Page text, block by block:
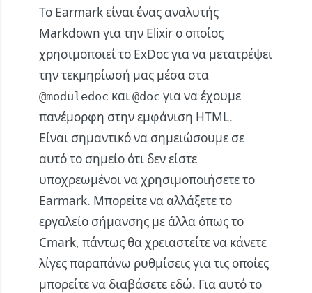
Το Earmark είναι ένας αναλυτής
Markdown για την Elixir ο οποίος
χρησιμοποιεί το ExDoc για να μετατρέψει
την τεκμηρίωσή μας μέσα στα
@moduledoc και @doc για να έχουμε
πανέμορφη στην εμφάνιση HTML.
Είναι σημαντικό να σημειώσουμε σε
αυτό το σημείο ότι δεν είστε
υποχρεωμένοι να χρησιμοποιήσετε το
Earmark. Μπορείτε να αλλάξετε το
εργαλείο σήμανσης με άλλα όπως το
Cmark, πάντως θα χρειαστείτε να κάνετε
λίγες παραπάνω ρυθμίσεις για τις οποίες
μπορείτε να διαβάσετεεδώ. Για αυτό το